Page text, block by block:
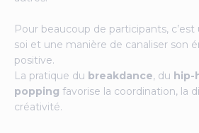
Pour beaucoup de participants,
soi et une manière de canaliser son
positive.
La pratique du breakdance, du hip-
popping favorise la coordination, la
créativité.